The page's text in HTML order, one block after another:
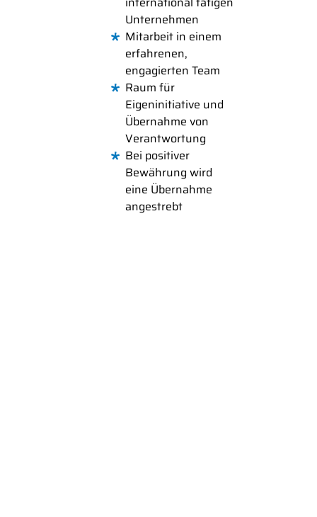
Unternehmen
Mitarbeit in einem
erfahrenen,
engagierten Team
Raum für
Eigeninitiative und
Übernahme von
Verantwortung
Bei positiver
Bewährung wird
eine Übernahme
angestrebt